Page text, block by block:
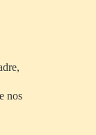
nos